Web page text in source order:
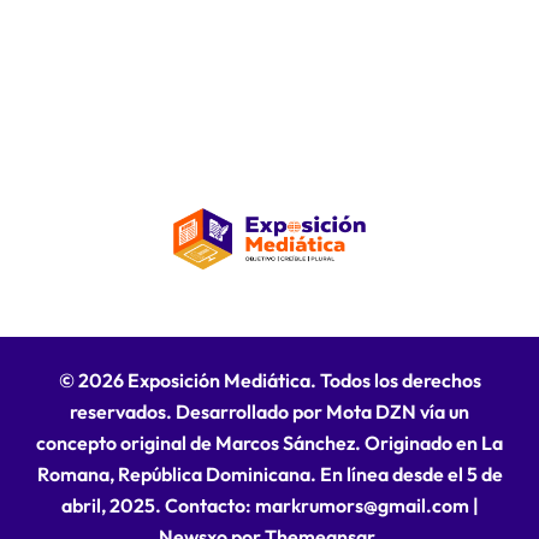
© 2026 Exposición Mediática. Todos los derechos
reservados. Desarrollado por Mota DZN vía un
concepto original de Marcos Sánchez. Originado en La
Romana, República Dominicana. En línea desde el 5 de
abril, 2025. Contacto: markrumors@gmail.com |